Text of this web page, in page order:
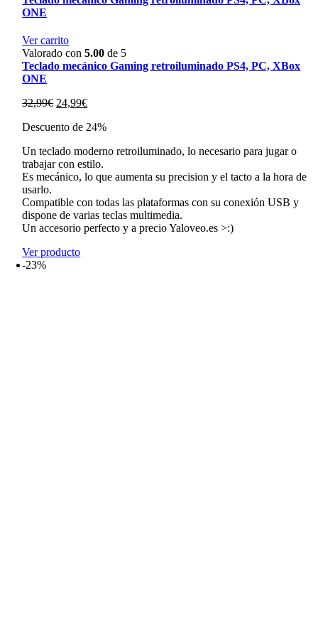
ONE
Ver carrito
Valorado con5.00 de 5
Teclado mecánico Gaming retroiluminado PS4, PC, XBox
ONE
32,99€ El
original
32,99€.
24,99€El
actual
24,99€.
Descuento de 24%
Un teclado moderno retroiluminado, lo necesario para jugar o
trabajar con estilo.
Es mecánico, lo que aumenta su precision y el tacto a la hora de
usarlo.
Compatible con todas las plataformas con su conexión USB y
dispone de varias teclas multimedia.
Un accesorio perfecto y a precio Yaloveo.es >:)
Ver producto
-23%